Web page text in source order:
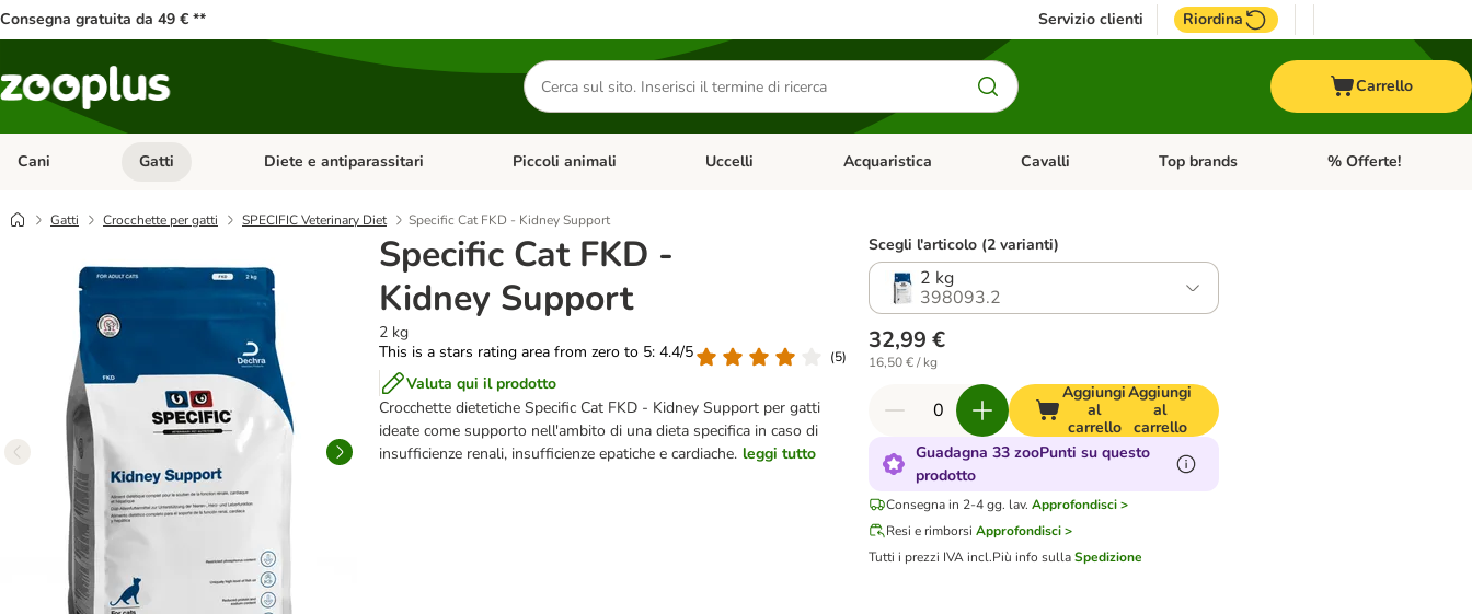
Consegna gratuita da 49 € ** Servizio clienti Riordina
Cerca
prodotti
Carrello
Cani Apri Menu Categoria: Cani
Gatti Apri Menu Categoria: Gatti
Diete e antiparassitari Apri Menu Categoria: Diete e antiparassitari
Piccoli animali Apri Menu Categoria: Piccoli animali
Uccelli Apri Menu Categoria: Uccelli
Acquaristica Apri Menu Categoria: Acquaristica
Cavalli Apri Menu Categoria: Cavalli
Top brands Apri Menu Categoria:
% Offerte!
Gatti Crocchette per gatti SPECIFIC Veterinary Diet Specific Cat FKD - Kidney Support
Specific Cat FKD -
Kidney Support
2 kg
This is a stars rating area from zero to 5: 4.4/5
(5)
Valuta qui il prodotto
Crocchette dietetiche Specific Cat FKD - Kidney Support per gatti
ideate come supporto nell'ambito di una dieta specifica in caso di
insufficienze renali, insufficienze epatiche e cardiache. leggi tutto
Scegli l'articolo (2 varianti)
2 kg
398093.2
32,99 €
16,50 € / kg
Aggiungi
al
carrello
Aggiungi
al
carrello
Guadagna 33 zooPunti su questo
prodotto
Consegna in 2-4 gg. lav. Approfondisci >
Resi e rimborsi Approfondisci >
Tutti i prezzi IVA incl.Più info sullaSpedizione